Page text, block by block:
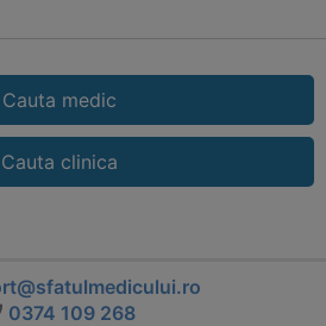
Cauta medic
Cauta clinica
0374 109 268